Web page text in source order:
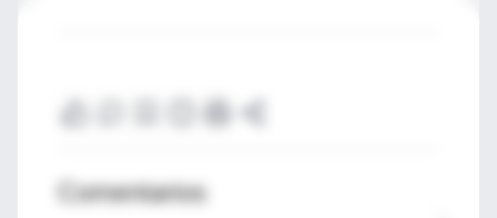
Comentarios